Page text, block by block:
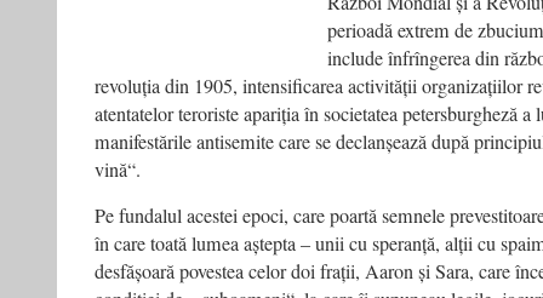
perioadă extrem de
include înfrîngerea din
revoluția din 1905, intensificarea activității organizațiilor
atentatelor teroriste apariția în societatea petersburgheză
manifestările antisemite care se declanșează după
vină“.
Pe fundalul acestei epoci, care poartă semnele
în care toată lumea aștepta – unii cu speranță, alții cu
desfășoară povestea celor doi frații, Aaron și Sara, care